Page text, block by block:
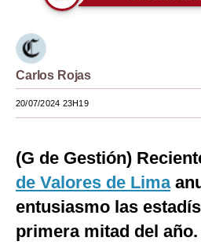
Lujo
Viajes
Moda
Estilos
México
España
Carlos Rojas
20/07/2024 23H19
(G de Gestión)
de Valores de Lima
entusiasmo las
primera mitad del